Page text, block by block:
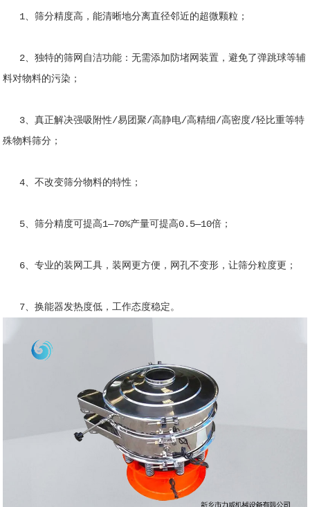
1、筛分精度高，能清晰地分离直径邻近的超微颗粒；
2、独特的筛网自洁功能：无需添加防堵网装置，避免了弹跳球等辅
料对物料的污染；
3、真正解决强吸附性/易团聚/高静电/高精细/高密度/轻比重等特
殊物料筛分；
4、不改变筛分物料的特性；
5、筛分精度可提高1—70%产量可提高0.5—10倍；
6、专业的装网工具，装网更方便，网孔不变形，让筛分粒度更；
7、换能器发热度低，工作态度稳定。